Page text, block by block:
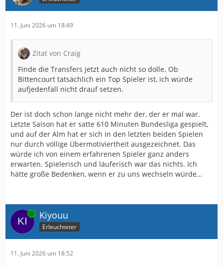
11. Juni 2026 um 18:49
Zitat von Craig
Finde die Transfers jetzt auch nicht so dolle. Ob
Bittencourt tatsächlich ein Top Spieler ist, ich würde
aufjedenfall nicht drauf setzen.
Der ist doch schon lange nicht mehr der, der er mal war.
Letzte Saison hat er satte 610 Minuten Bundesliga gespielt,
und auf der Alm hat er sich in den letzten beiden Spielen
nur durch völlige Übermotiviertheit ausgezeichnet. Das
würde ich von einem erfahrenen Spieler ganz anders
erwarten. Spielerisch und läuferisch war das nichts. Ich
hätte große Bedenken, wenn er zu uns wechseln würde...
Online Kiyouu
Erleuchteter
11. Juni 2026 um 18:52